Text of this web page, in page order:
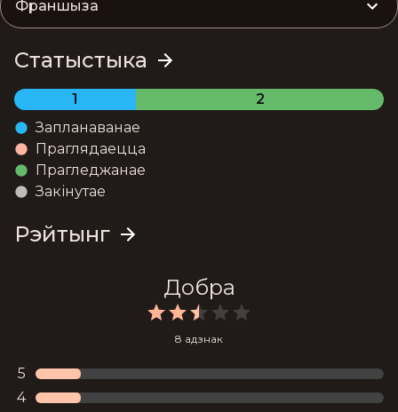
Франшыза
Статыстыка
1
2
Запланаванае
Праглядаецца
Прагледжанае
Закінутае
Рэйтынг
Добра
8 адзнак
5
4